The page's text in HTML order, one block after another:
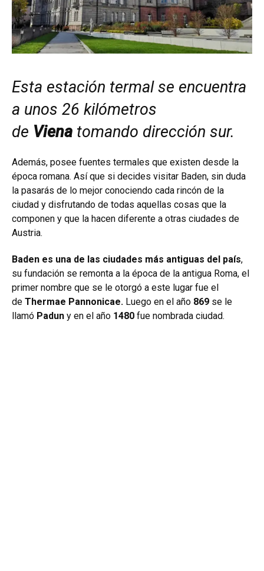
Esta estación termal se encuentra
a unos 26 kilómetros
de Viena tomando dirección sur.
Además, posee fuentes termales que existen desde la
época romana. Así que si decides visitar Baden, sin duda
la pasarás de lo mejor conociendo cada rincón de la
ciudad y disfrutando de todas aquellas cosas que la
componen y que la hacen diferente a otras ciudades de
Austria.
Baden es una de las ciudades más antiguas del país,
su fundación se remonta a la época de la antigua Roma, el
primer nombre que se le otorgó a este lugar fue el
de Thermae Pannonicae. Luego en el año 869 se le
llamó Padun y en el año 1480 fue nombrada ciudad.